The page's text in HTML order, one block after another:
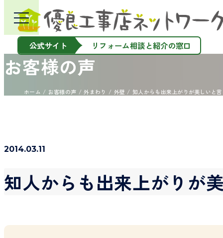
公式サイト リフォーム相談と紹介の窓口
お客様の声
ホーム お客様の声 外まわり 外壁 知人からも出来上がりが美しいと
2014.03.11
知人からも出来上がりが